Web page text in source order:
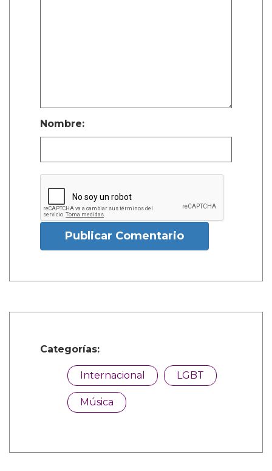
Nombre:
Publicar Comentario
Categorías:
Internacional LGBT
Música